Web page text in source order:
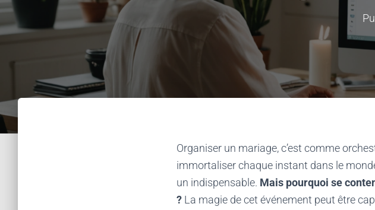
Organiser un mariage, c’est comme
immortaliser chaque instant dans le
un indispensable. Mais pourquoi se
? La magie de cet événement peut être